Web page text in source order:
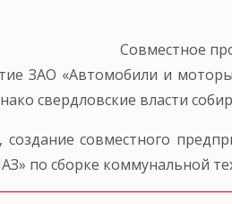
Совместное
ЗАО «Автомобили и
свердловские власти
создание совместного
по сборке коммунальной